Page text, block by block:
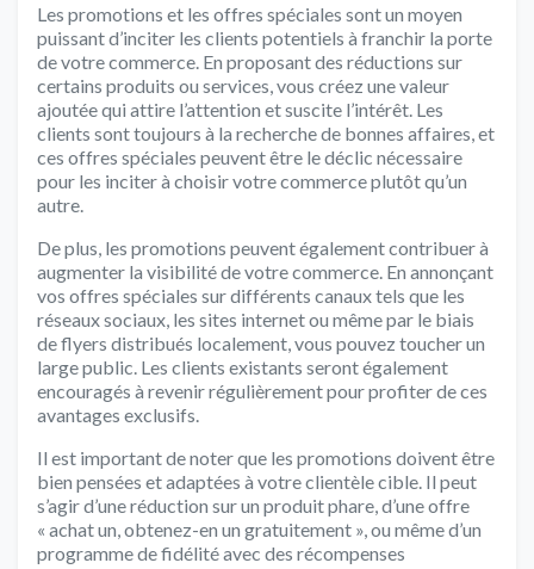
Les promotions et les offres spéciales sont un moyen
puissant d’inciter les clients potentiels à franchir la porte
de votre commerce. En proposant des réductions sur
certains produits ou services, vous créez une valeur
ajoutée qui attire l’attention et suscite l’intérêt. Les
clients sont toujours à la recherche de bonnes affaires, et
ces offres spéciales peuvent être le déclic nécessaire
pour les inciter à choisir votre commerce plutôt qu’un
autre.
De plus, les promotions peuvent également contribuer à
augmenter la visibilité de votre commerce. En annonçant
vos offres spéciales sur différents canaux tels que les
réseaux sociaux, les sites internet ou même par le biais
de flyers distribués localement, vous pouvez toucher un
large public. Les clients existants seront également
encouragés à revenir régulièrement pour profiter de ces
avantages exclusifs.
Il est important de noter que les promotions doivent être
bien pensées et adaptées à votre clientèle cible. Il peut
s’agir d’une réduction sur un produit phare, d’une offre
« achat un, obtenez-en un gratuitement », ou même d’un
programme de fidélité avec des récompenses